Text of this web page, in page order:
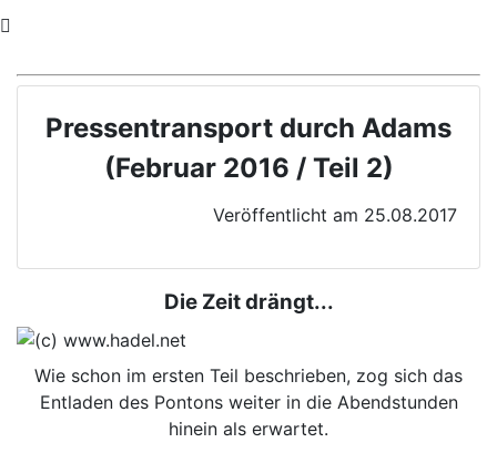
Pressentransport durch Adams
(Februar 2016 / Teil 2)
Veröffentlicht am 25.08.2017
Die Zeit drängt...
Wie schon im ersten Teil beschrieben, zog sich das
Entladen des Pontons weiter in die Abendstunden
hinein als erwartet.